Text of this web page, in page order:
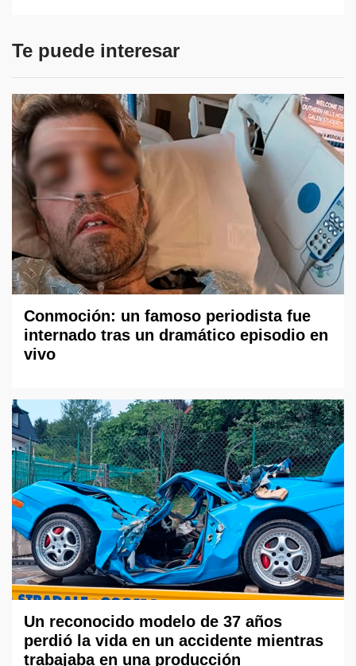
Te puede interesar
Conmoción: un famoso periodista fue
internado tras un dramático episodio en
vivo
Un reconocido modelo de 37 años
perdió la vida en un accidente mientras
trabajaba en una producción